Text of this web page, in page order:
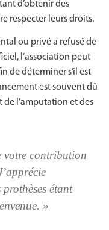
d’obtenir des
respecter leurs droits.
ou privé a refusé de
l’association peut
de déterminer s’il est
est souvent dû
de l’amputation et des
votre contribution
étant
»